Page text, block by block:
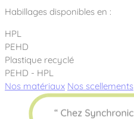
Habillages disponibles en :
HPL
PEHD
Plastique recyclé
PEHD - HPL
Nos matériaux Nos scellements